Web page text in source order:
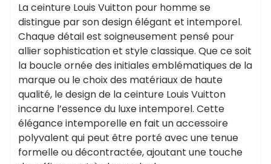
La ceinture Louis Vuitton pour homme se
distingue par son design élégant et intemporel.
Chaque détail est soigneusement pensé pour
allier sophistication et style classique. Que ce soit
la boucle ornée des initiales emblématiques de la
marque ou le choix des matériaux de haute
qualité, le design de la ceinture Louis Vuitton
incarne l’essence du luxe intemporel. Cette
élégance intemporelle en fait un accessoire
polyvalent qui peut être porté avec une tenue
formelle ou décontractée, ajoutant une touche